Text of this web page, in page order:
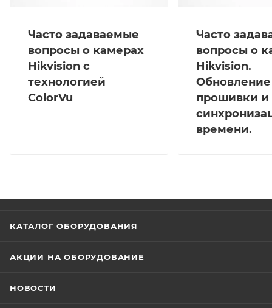
Часто задаваемые
вопросы о камерах
Hikvision с
технологией
ColorVu
Часто
вопросы о
Hikvision.
Обновление
прошивки и
времени.
КАТАЛОГ ОБОРУДОВАНИЯ
АКЦИИ НА ОБОРУДОВАНИЕ
НОВОСТИ